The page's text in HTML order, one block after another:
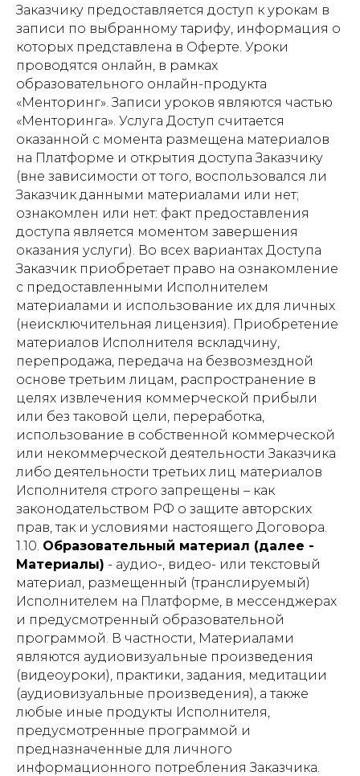
Заказчику предоставляется доступ к урокам в
записи по выбранному тарифу, информация о
которых представлена в Оферте. Уроки
проводятся онлайн, в рамках
образовательного онлайн-продукта
«Менторинг». Записи уроков являются частью
«Менторинга». Услуга Доступ считается
оказанной с момента размещена материалов
на Платформе и открытия доступа Заказчику
(вне зависимости от того, воспользовался ли
Заказчик данными материалами или нет;
ознакомлен или нет: факт предоставления
доступа является моментом завершения
оказания услуги). Во всех вариантах Доступа
Заказчик приобретает право на ознакомление
с предоставленными Исполнителем
материалами и использование их для личных
(неисключительная лицензия). Приобретение
материалов Исполнителя вскладчину,
перепродажа, передача на безвозмездной
основе третьим лицам, распространение в
целях извлечения коммерческой прибыли
или без таковой цели, переработка,
использование в собственной коммерческой
или некоммерческой деятельности Заказчика
либо деятельности третьих лиц материалов
Исполнителя строго запрещены – как
законодательством РФ о защите авторских
прав, так и условиями настоящего Договора.
1.10. Образовательный материал (далее -
Материалы) - аудио-, видео- или текстовый
материал, размещенный (транслируемый)
Исполнителем на Платформе, в мессенджерах
и предусмотренный образовательной
программой. В частности, Материалами
являются аудиовизуальные произведения
(видеоуроки), практики, задания, медитации
(аудиовизуальные произведения), а также
любые иные продукты Исполнителя,
предусмотренные программой и
предназначенные для личного
информационного потребления Заказчика.